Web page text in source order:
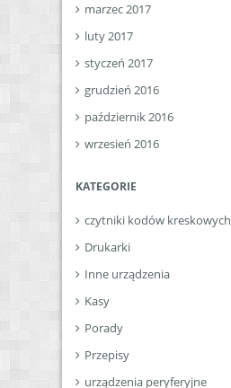
marzec 2017
luty 2017
styczeń 2017
grudzień 2016
październik 2016
wrzesień 2016
KATEGORIE
czytniki kodów kreskowych
Drukarki
Inne urządzenia
Kasy
Porady
Przepisy
urządzenia peryferyjne